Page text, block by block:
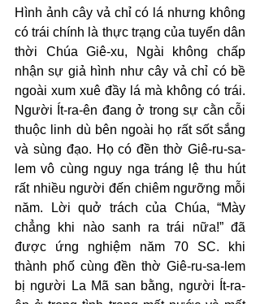
Hình ảnh cây vả chỉ có lá nhưng không
có trái chính là thực trạng của tuyển dân
thời Chúa Giê-xu, Ngài không chấp
nhận sự giả hình như cây vả chỉ có bề
ngoài xum xuê đầy lá mà không có trái.
Người Ít-ra-ên đang ở trong sự cằn cỗi
thuộc linh dù bên ngoài họ rất sốt sắng
và sùng đạo. Họ có đền thờ Giê-ru-sa-
lem vô cùng nguy nga tráng lệ thu hút
rất nhiều người đến chiêm ngưỡng mỗi
năm. Lời quở trách của Chúa, “Mày
chẳng khi nào sanh ra trái nữa!” đã
được ứng nghiệm năm 70 SC. khi
thành phố cùng đền thờ Giê-ru-sa-lem
bị người La Mã san bằng, người Ít-ra-